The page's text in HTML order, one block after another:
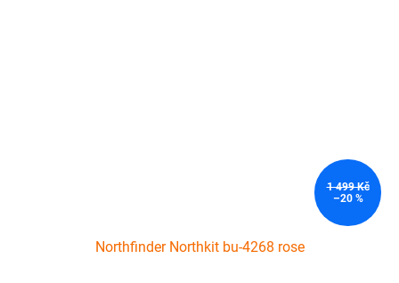
1 499 Kč
–20 %
Northfinder Northkit bu-4268 rose